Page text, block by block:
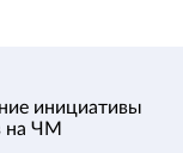
инициативы
на ЧМ